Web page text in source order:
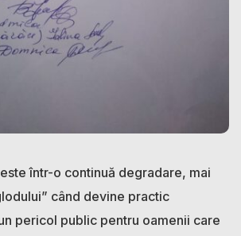
într-o continuă degradare, mai
când devine practic
pericol public pentru oamenii care